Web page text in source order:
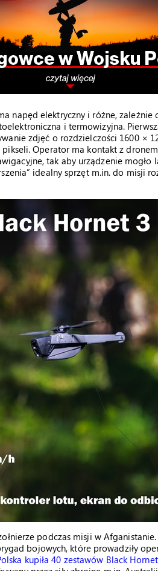
napęd elektryczny i różne,
i termowizyjna.
zdjęć o rozdzielczości 1600 ×
Operator ma kontakt z dronem
tak aby urządzenie
idealny sprzęt m.in. do misji
podczas misji w
bojowych, które prowadziły
kupiła 40 zestawów Black